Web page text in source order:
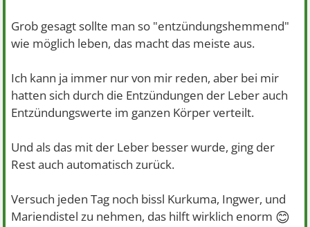
Grob gesagt sollte man so "entzündungshemmend"
wie möglich leben, das macht das meiste aus.
Ich kann ja immer nur von mir reden, aber bei mir
hatten sich durch die Entzündungen der Leber auch
Entzündungswerte im ganzen Körper verteilt.
Und als das mit der Leber besser wurde, ging der
Rest auch automatisch zurück.
Versuch jeden Tag noch bissl Kurkuma, Ingwer, und
Mariendistel zu nehmen, das hilft wirklich enorm 😊